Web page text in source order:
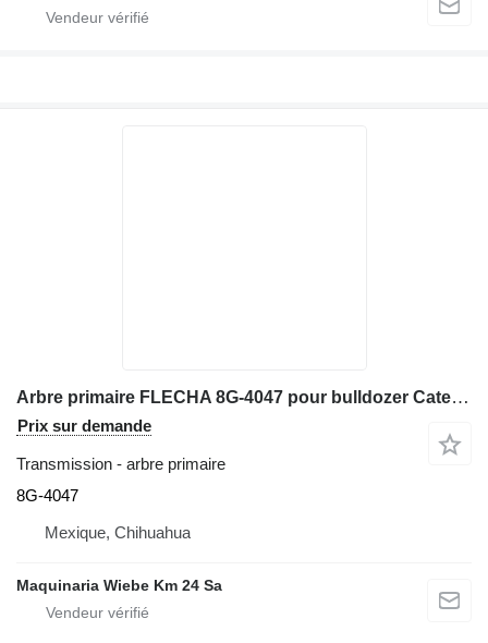
Arbre primaire FLECHA 8G-4047 pour bulldozer Caterpillar D4H, D4H LGP, D5H, D5H LGP, 517,527
Prix sur demande
Transmission - arbre primaire
8G-4047
Mexique, Chihuahua
Maquinaria Wiebe Km 24 Sa